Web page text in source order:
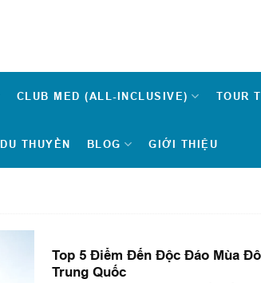
CLUB MED (ALL-INCLUSIVE) TOUR
DU THUYỀN BLOG GIỚI THIỆU
Top 5 Điểm Đến Độc Đáo Mùa
Trung Quốc